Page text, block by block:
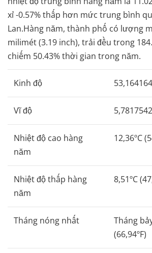
xỉ -0.57% thấp hơn mức trung bình
Lan.Hàng năm, thành phố có lượng
milimét (3.19 inch), trải đều trong
chiếm 50.43% thời gian trong năm.
Kinh độ
Vĩ độ 5,7817542
Nhiệt độ cao hàng
năm
12,36ºC
Nhiệt độ thấp hàng
năm
8,51ºC
Tháng nóng nhất
Tháng
(66,94ºF)